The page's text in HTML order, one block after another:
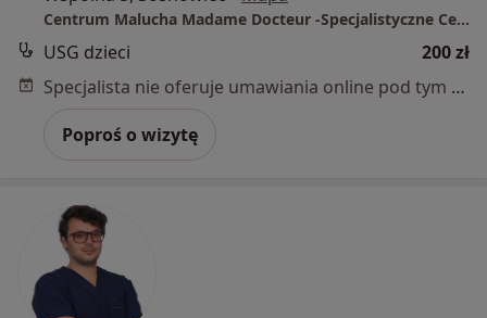
Centrum Malucha Madame Docteur -Specjalistyczne Centrum Pediatryczne
USG dzieci
200 zł
Specjalista nie oferuje umawiania online pod tym adresem.
Poproś o wizytę